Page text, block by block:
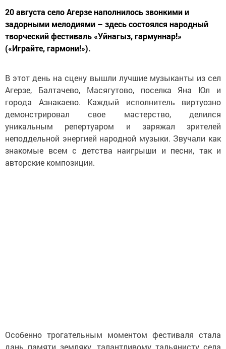
20 августа село Агерзе наполнилось звонкими и
задорными мелодиями – здесь состоялся народный
творческий фестиваль «Уйнагыз, гармуннар!»
(«Играйте, гармони!»).
В этот день на сцену вышли лучшие музыканты из сел
Агерзе, Балтачево, Масягутово, поселка Яна Юл и
города Азнакаево. Каждый исполнитель виртуозно
демонстрировал свое мастерство, делился
уникальным репертуаром и заряжал зрителей
неподдельной энергией народной музыки. Звучали как
знакомые всем с детства наигрыши и песни, так и
авторские композиции.
Особенно трогательным моментом фестиваля стала
дань памяти земляку, талантливому тальянисту села